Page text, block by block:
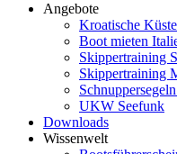
Angebote
Kroatische
Boot mieten
Skippertraining
Skippertraining
UKW Seefunk
Downloads
Wissenwelt